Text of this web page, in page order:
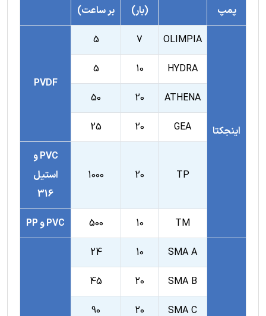
پمپ
(بار)
بر ساعت)
اینجکتا
OLIMPIA
7
5
PVDF
HYDRA
10
5
ATHENA
20
50
GEA
20
25
TP
20
1000
PVC و
استیل
316
TM
10
500 PVC و PP
SMA A
10
24
SMA B
20
45
SMA C
20
90